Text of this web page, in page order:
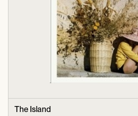
The Island